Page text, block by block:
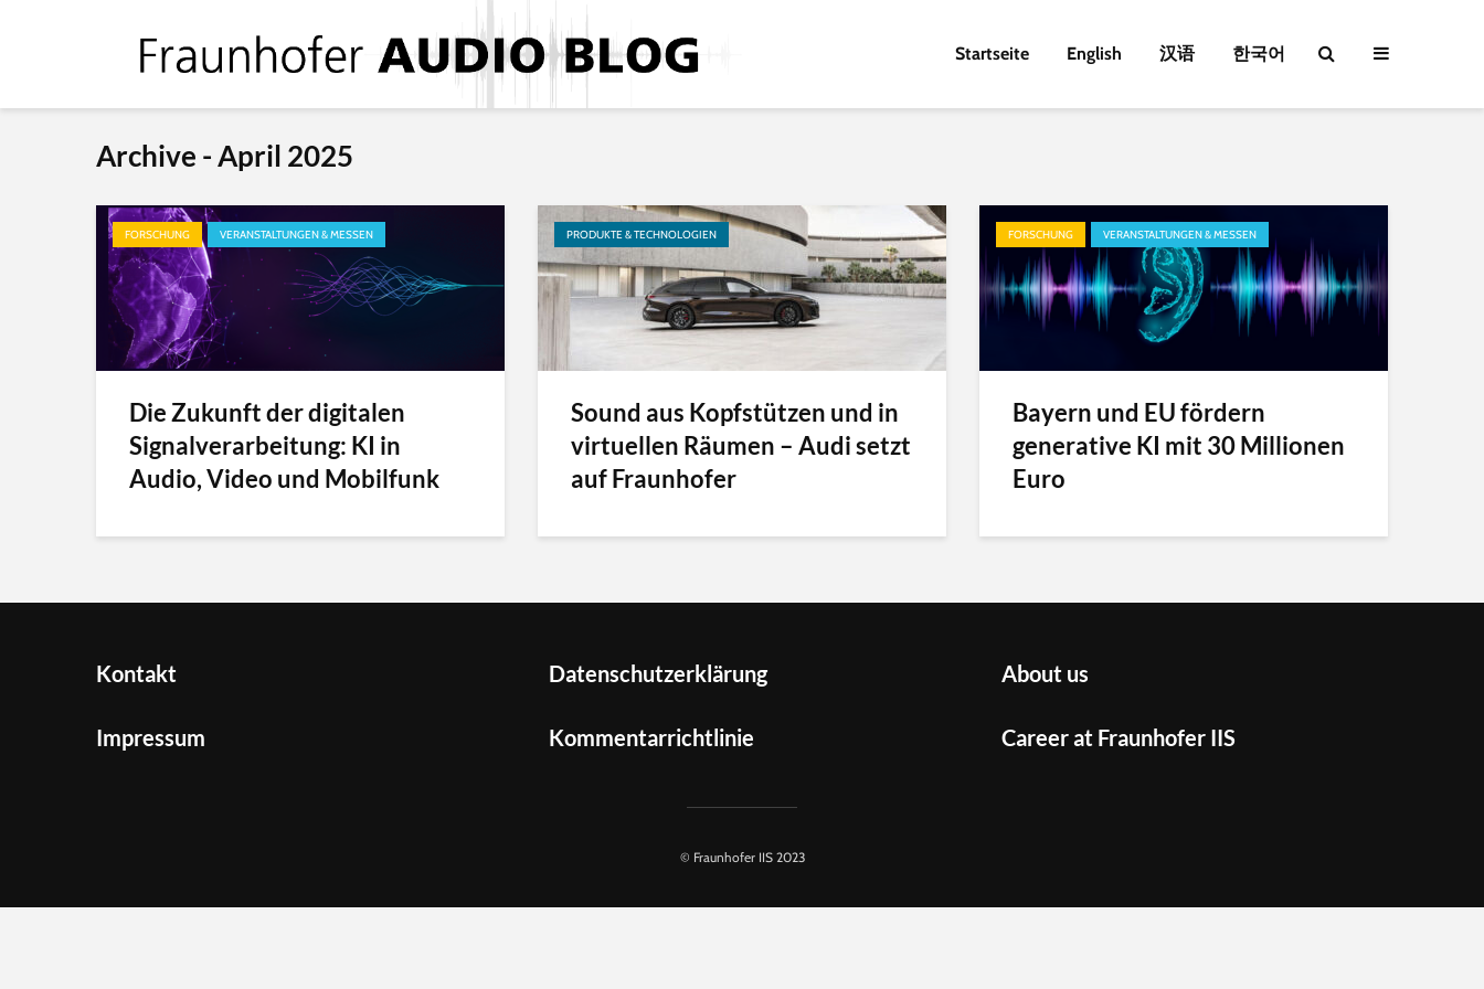
Startseite English 汉语 한국어
Archive - April 2025
FORSCHUNG VERANSTALTUNGEN & MESSEN
Die Zukunft der digitalen
Signalverarbeitung: KI in
Audio, Video und Mobilfunk
PRODUKTE & TECHNOLOGIEN
Sound aus Kopfstützen und in
virtuellen Räumen – Audi setzt
auf Fraunhofer
FORSCHUNG VERANSTALTUNGEN & MESSEN
Bayern und EU fördern
generative KI mit 30 Millionen
Euro
Kontakt
Impressum
Datenschutzerklärung
Kommentarrichtlinie
About us
Career at Fraunhofer IIS
© Fraunhofer IIS 2023